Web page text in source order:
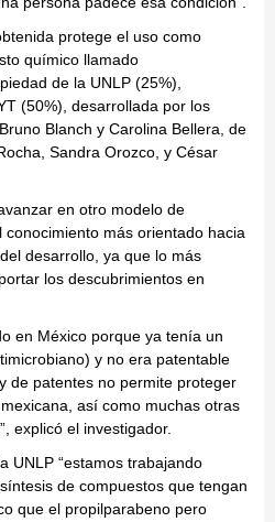
protege el uso como
químico llamado
de la UNLP (25%),
(50%), desarrollada por los
Blanch y Carolina Bellera, de
Sandra Orozco, y César
en otro modelo de
más orientado hacia
desarrollo, ya que lo más
los descubrimientos en
en México porque ya tenía un
y no era patentable
de patentes no permite proteger
así como muchas otras
explicó el investigador.
UNLP “estamos trabajando
de compuestos que tengan
que el propilparabeno pero